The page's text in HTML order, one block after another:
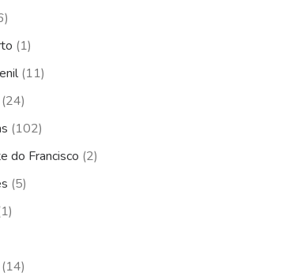
(1)
(11)
(24)
(102)
do Francisco (2)
(5)
(14)